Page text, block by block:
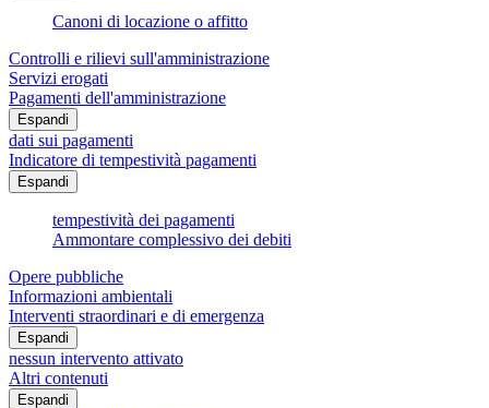
Canoni di locazione o affitto
Controlli e rilievi sull'amministrazione
Servizi erogati
Pagamenti dell'amministrazione
Espandi
dati sui pagamenti
Indicatore di tempestività pagamenti
Espandi
tempestività dei pagamenti
Ammontare complessivo dei debiti
Opere pubbliche
Informazioni ambientali
Interventi straordinari e di emergenza
Espandi
nessun intervento attivato
Altri contenuti
Espandi